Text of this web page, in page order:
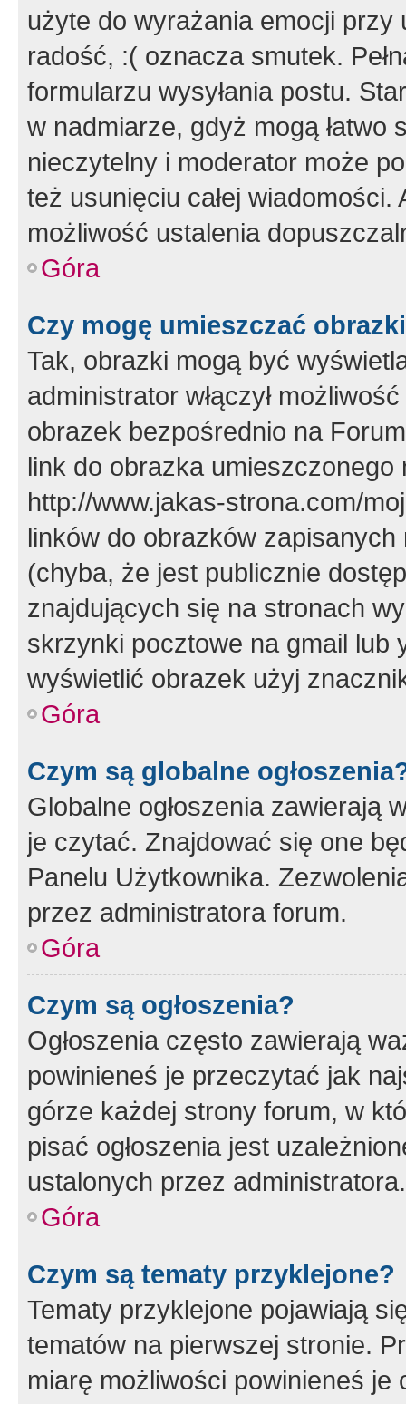
użyte do wyrażania emocji
radość, :( oznacza smutek.
formularzu wysyłania postu.
w nadmiarze, gdyż mogą
nieczytelny i moderator może
też usunięciu całej
możliwość ustalenia
Góra
Czy mogę umieszczać
Tak, obrazki mogą być
administrator włączył
obrazek bezpośrednio na
link do obrazka
http://www.jakas-strona.com/
linków do obrazków
(chyba, że jest publicznie
znajdujących się na stronach
skrzynki pocztowe na gmail lub
wyświetlić obrazek użyj
Góra
Czym są globalne
Globalne ogłoszenia zawierają
je czytać. Znajdować się one
Panelu Użytkownika.
przez administratora forum.
Góra
Czym są ogłoszenia?
Ogłoszenia często zawierają
powinieneś je przeczytać jak
górze każdej strony forum, w
pisać ogłoszenia jest
ustalonych przez administratora.
Góra
Czym są tematy przyklejone?
Tematy przyklejone pojawiają
tematów na pierwszej stronie.
miarę możliwości powinieneś je